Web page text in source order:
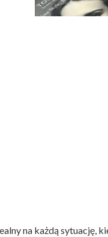
na każdą sytuację,